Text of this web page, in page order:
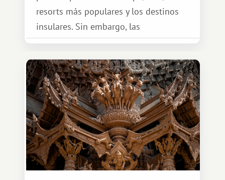
resorts más populares y los destinos
insulares. Sin embargo, las
oportunidades que ofrece el sistema
de intercambio son mucho más
amplias. Entre ellas se encuentra
África, un continente que ofrece una
experiencia de viaje completamente
diferente.